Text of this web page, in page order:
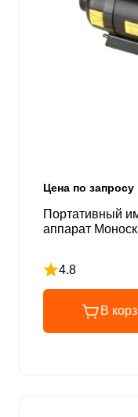
Цена по запросу
Портативный
аппарат
4.8
Рейтинг 4.8 из 5
В